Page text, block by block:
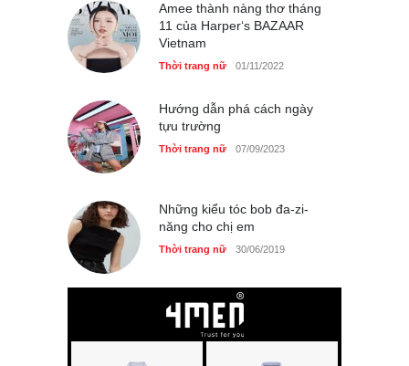
Bí quyết giữ gìn vóc dáng
của diễn viên Khánh Huyền
Phong cách thời trang của
Thời trang nữ 21/10/2025
Amee thành nàng thơ tháng
11 của Harper‘s BAZAAR
Vietnam
Thời trang nữ 01/11/2022
Hướng dẫn phá cách ngày
tựu trường
Thời trang nữ 07/09/2023
Những kiểu tóc bob đa-zi-
năng cho chị em
Thời trang nữ 30/06/2019